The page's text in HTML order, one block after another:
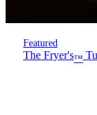
Featured
The Fryer's™